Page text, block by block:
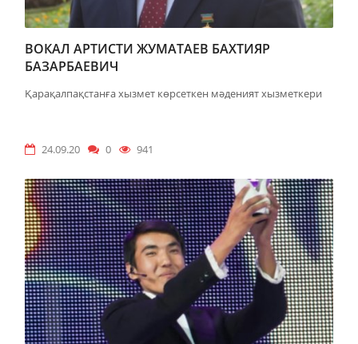
ВОКАЛ АРТИСТИ ЖУМАТАЕВ БАХТИЯР
БАЗАРБАЕВИЧ
Қарақалпақстанға хызмет көрсеткен мәденият хызметкери
24.09.20 0 941